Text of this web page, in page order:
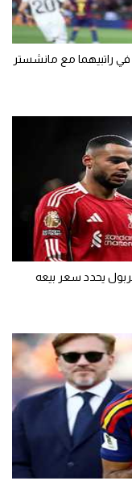
في راتبيهما مع مانشستر
يحدد سعر بيعه